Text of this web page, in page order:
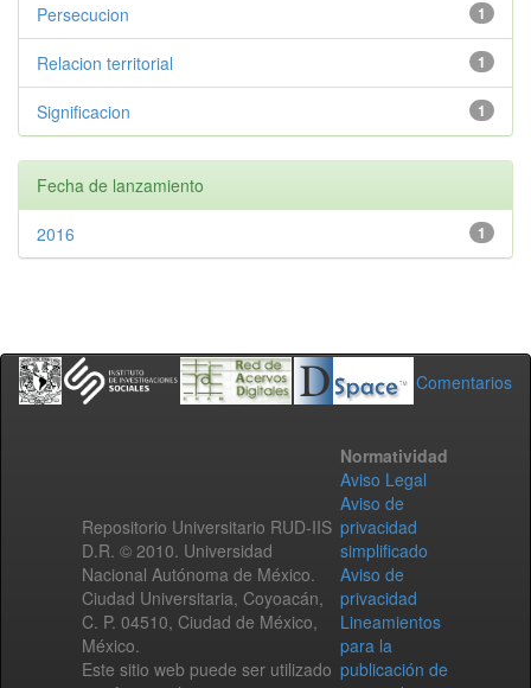
1
Persecucion
1
Relacion territorial
1
Significacion
Fecha de lanzamiento
1
2016
Comentarios
Repositorio Universitario RUD-IIS
D.R. © 2010. Universidad
Nacional Autónoma de México.
Ciudad Universitaria, Coyoacán,
C. P. 04510, Ciudad de México,
México.
Este sitio web puede ser utilizado
Normatividad
Aviso Legal
Aviso de
privacidad
simplificado
Aviso de
privacidad
Lineamientos
para la
publicación de